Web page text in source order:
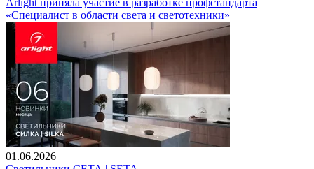
«Специалист в области света и светотехники»
01.06.2026